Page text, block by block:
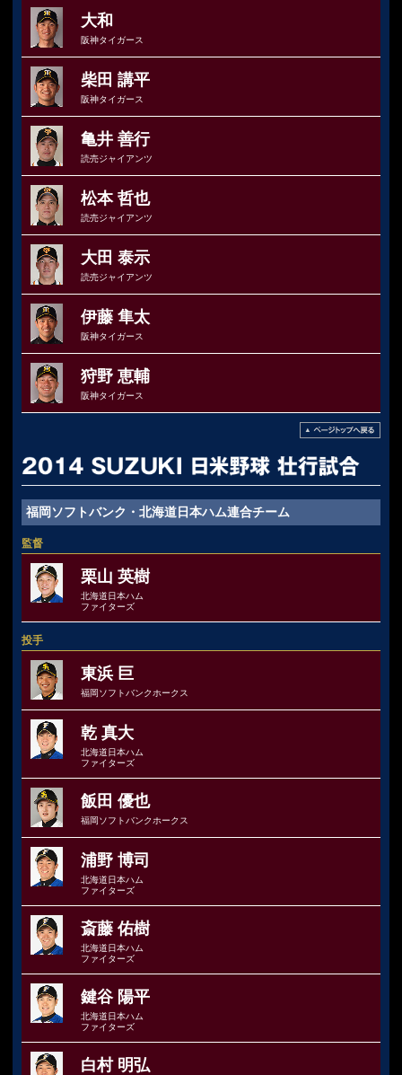
大和
阪神タイガース
柴田 講平
阪神タイガース
亀井 善行
読売ジャイアンツ
松本 哲也
読売ジャイアンツ
大田 泰示
読売ジャイアンツ
伊藤 隼太
阪神タイガース
狩野 恵輔
阪神タイガース
福岡ソフトバンク・北海道日本ハム連合チーム
監督
栗山 英樹
北海道日本ハム
ファイターズ
投手
東浜 巨
福岡ソフトバンクホークス
乾 真大
北海道日本ハム
ファイターズ
飯田 優也
福岡ソフトバンクホークス
浦野 博司
北海道日本ハム
ファイターズ
斎藤 佑樹
北海道日本ハム
ファイターズ
鍵谷 陽平
北海道日本ハム
ファイターズ
白村 明弘